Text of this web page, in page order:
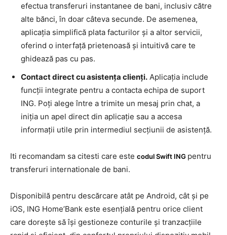
efectua transferuri instantanee de bani, inclusiv către
alte bănci, în doar câteva secunde. De asemenea,
aplicația simplifică plata facturilor și a altor servicii,
oferind o interfață prietenoasă și intuitivă care te
ghidează pas cu pas.
Contact direct cu asistența clienți. Aplicația include
funcții integrate pentru a contacta echipa de suport
ING. Poți alege între a trimite un mesaj prin chat, a
iniția un apel direct din aplicație sau a accesa
informații utile prin intermediul secțiunii de asistență.
Iti recomandam sa citesti care este codul Swift ING pentru
transferuri internationale de bani.
Disponibilă pentru descărcare atât pe Android, cât și pe
iOS, ING Home’Bank este esențială pentru orice client
care dorește să își gestioneze conturile și tranzacțiile